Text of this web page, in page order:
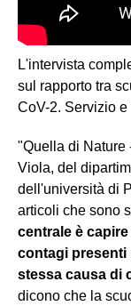
L'intervista
sul rapporto tra
CoV-2. Servizio
"Quella di Nature
Viola, del
dell'università di
articoli che sono
centrale è
contagi presenti
stessa causa di
dicono che la